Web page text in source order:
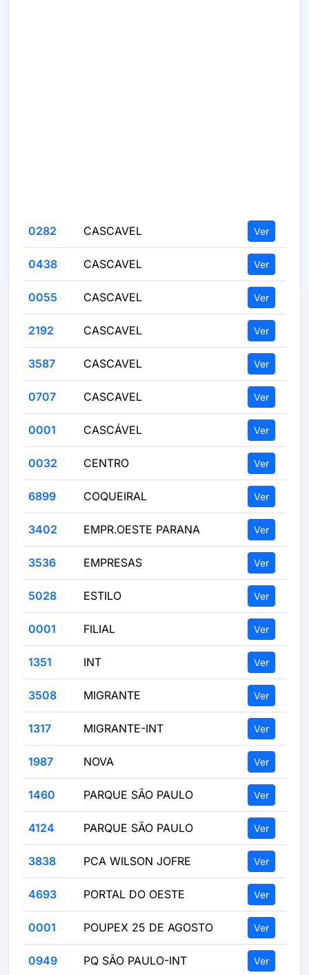
0282 CASCAVEL Ver
0438 CASCAVEL Ver
0055 CASCAVEL Ver
2192 CASCAVEL Ver
3587 CASCAVEL Ver
0707 CASCAVEL Ver
0001 CASCÁVEL Ver
0032 CENTRO Ver
6899 COQUEIRAL Ver
3402 EMPR.OESTE PARANA Ver
3536 EMPRESAS Ver
5028 ESTILO Ver
0001 FILIAL Ver
1351 INT Ver
3508 MIGRANTE Ver
1317 MIGRANTE-INT Ver
1987 NOVA Ver
1460 PARQUE SÃO PAULO Ver
4124 PARQUE SÃO PAULO Ver
3838 PCA WILSON JOFRE Ver
4693 PORTAL DO OESTE Ver
0001 POUPEX 25 DE AGOSTO Ver
0949 PQ SÃO PAULO-INT Ver